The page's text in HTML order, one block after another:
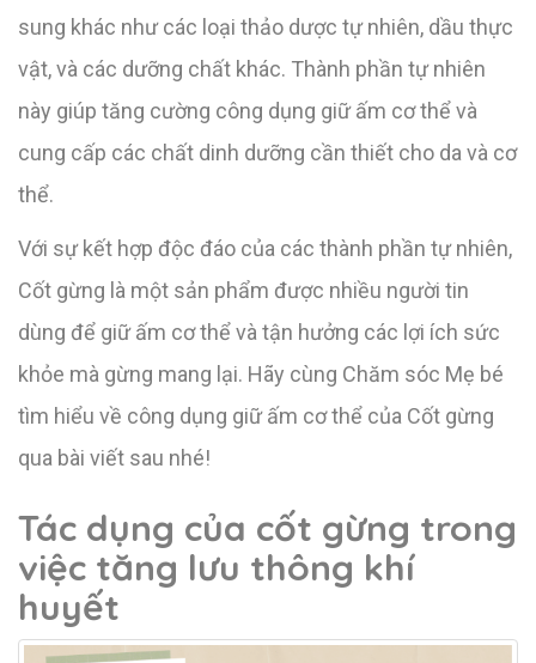
sung khác như các loại thảo dược tự nhiên, dầu thực
vật, và các dưỡng chất khác. Thành phần tự nhiên
này giúp tăng cường công dụng giữ ấm cơ thể và
cung cấp các chất dinh dưỡng cần thiết cho da và cơ
thể.
Với sự kết hợp độc đáo của các thành phần tự nhiên,
Cốt gừng là một sản phẩm được nhiều người tin
dùng để giữ ấm cơ thể và tận hưởng các lợi ích sức
khỏe mà gừng mang lại. Hãy cùng Chăm sóc Mẹ bé
tìm hiểu về công dụng giữ ấm cơ thể của Cốt gừng
qua bài viết sau nhé!
Tác dụng của cốt gừng trong
việc tăng lưu thông khí
huyết